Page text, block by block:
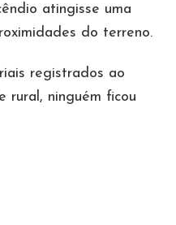
atingisse uma
do terreno.
registrados ao
rural, ninguém ficou